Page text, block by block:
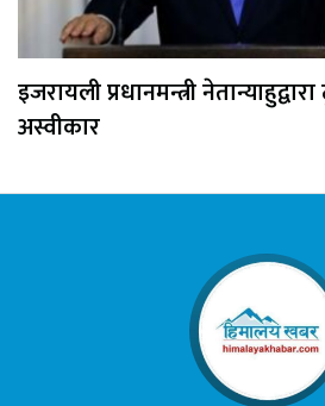
इजरायली प्रधानमन्त्री
अस्वीकार